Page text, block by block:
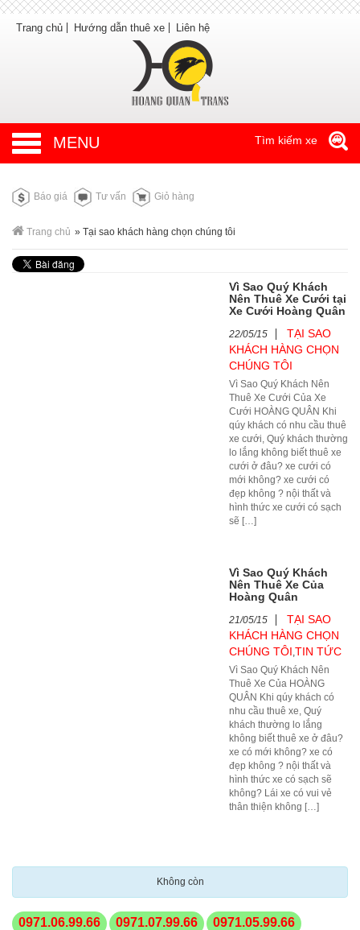
Trang chủ Hướng dẫn thuê xe Liên hệ
MENU Tìm kiếm xe
Báo giá Tư vấn Giỏ hàng
Trang chủ » Tại sao khách hàng chọn chúng tôi
Vì Sao Quý Khách
Nên Thuê Xe Cưới tại
Xe Cưới Hoàng Quân
22/05/15
TẠI SAO
KHÁCH HÀNG CHỌN
CHÚNG TÔI
Vì Sao Quý Khách Nên
Thuê Xe Cưới Của Xe
Cưới HOÀNG QUÂN Khi
qúy khách có nhu cầu thuê
xe cưới, Quý khách thường
lo lắng không biết thuê xe
cưới ở đâu? xe cưới có
mới không? xe cưới có
đẹp không ? nội thất và
hình thức xe cưới có sạch
sẽ […]
Vì Sao Quý Khách
Nên Thuê Xe Của
Hoàng Quân
21/05/15
TẠI SAO
KHÁCH HÀNG CHỌN
CHÚNG TÔI,TIN TỨC
Vì Sao Quý Khách Nên
Thuê Xe Của HOÀNG
QUÂN Khi qúy khách có
nhu cầu thuê xe, Quý
khách thường lo lắng
không biết thuê xe ở đâu?
xe có mới không? xe có
đẹp không ? nội thất và
hình thức xe có sạch sẽ
không? Lái xe có vui vẻ
thân thiện không […]
Không còn
0971.06.99.66 0971.07.99.66
0971.05.99.66